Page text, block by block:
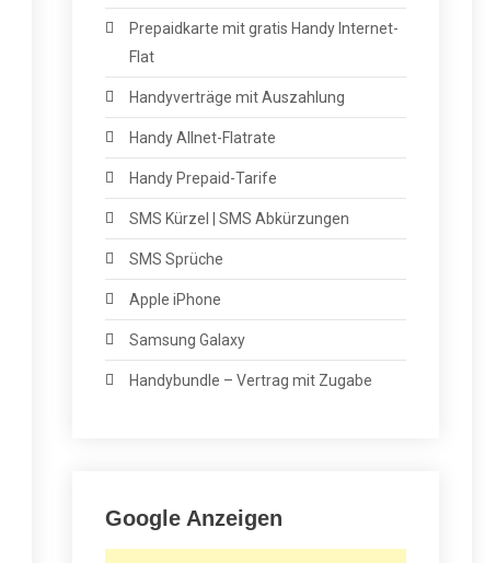
Prepaidkarte mit gratis Handy Internet-
Flat
Handyverträge mit Auszahlung
Handy Allnet-Flatrate
Handy Prepaid-Tarife
SMS Kürzel | SMS Abkürzungen
SMS Sprüche
Apple iPhone
Samsung Galaxy
Handybundle – Vertrag mit Zugabe
Google Anzeigen